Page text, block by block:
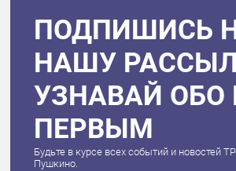
ПОДПИШИСЬ
НАШУ
УЗНАВАЙ ОБО
ПЕРВЫМ
Будьте в курсе всех событий и новостей
Пушкино.